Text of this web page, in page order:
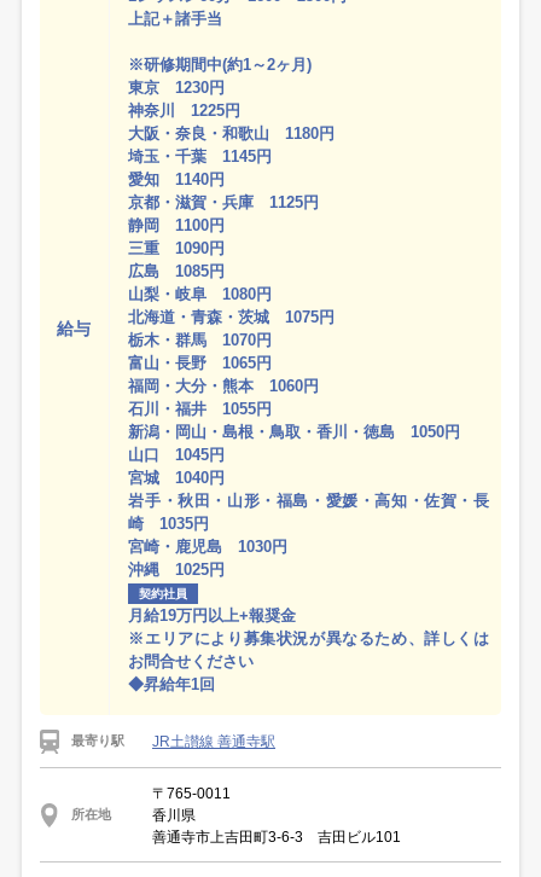
給与
上記＋諸手当
※研修期間中(約1～2ヶ月)
東京 1230円
神奈川 1225円
大阪・奈良・和歌山 1180円
埼玉・千葉 1145円
愛知 1140円
京都・滋賀・兵庫 1125円
静岡 1100円
三重 1090円
広島 1085円
山梨・岐阜 1080円
北海道・青森・茨城 1075円
栃木・群馬 1070円
富山・長野 1065円
福岡・大分・熊本 1060円
石川・福井 1055円
新潟・岡山・島根・鳥取・香川・徳島 1050円
山口 1045円
宮城 1040円
岩手・秋田・山形・福島・愛媛・高知・佐賀・長
崎 1035円
宮崎・鹿児島 1030円
沖縄 1025円
契約社員
月給19万円以上+報奨金
※エリアにより募集状況が異なるため、詳しくは
お問合せください
◆昇給年1回
最寄り駅 JR土讃線 善通寺駅
所在地
〒765-0011
香川県
善通寺市上吉田町3-6-3 吉田ビル101